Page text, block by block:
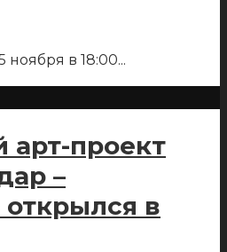
ноября в 18:00...
проект
–
в